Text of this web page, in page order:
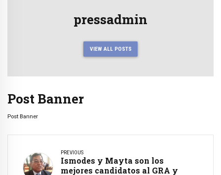
pressadmin
VIEW ALL POSTS
Post Banner
Post Banner
PREVIOUS
Ismodes y Mayta son los
mejores candidatos al GRA y